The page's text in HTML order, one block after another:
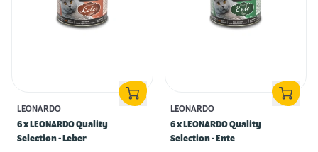
LEONARDO
6 x LEONARDO Quality
Selection - Leber
LEONARDO
6 x LEONARDO Quality
Selection - Ente